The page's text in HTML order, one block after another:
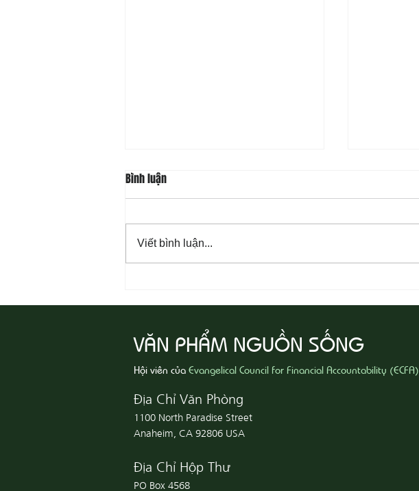
Khổ
Bình luận
Viết bình luận...
VĂN PHẨM NGUỒN SỐNG
Hội viên củaEvangelical Council for Financial Accountability (ECFA)
Địa Chỉ Văn Phòng
1100 North Paradise Street
Anaheim, CA 92806 USA
Địa Chỉ Hộp Thư
PO Box 4568